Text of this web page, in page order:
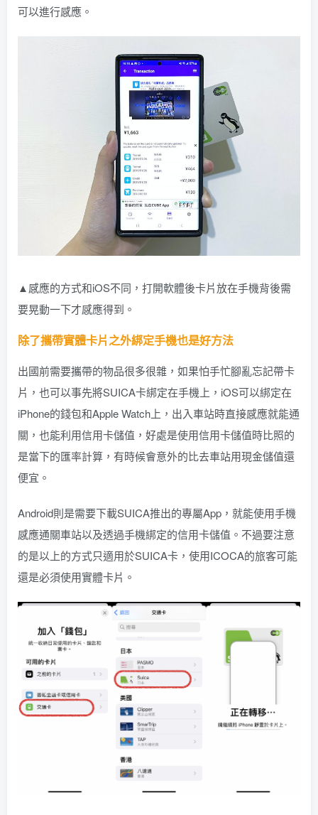
可以進行感應。
▲感應的方式和iOS不同，打開軟體後卡片放在手機背後需
要晃動一下才感應得到。
除了攜帶實體卡片之外綁定手機也是好方法
出國前需要攜帶的物品很多很雜，如果怕手忙腳亂忘記帶卡
片，也可以事先將SUICA卡綁定在手機上，iOS可以綁定在
iPhone的錢包和Apple Watch上，出入車站時直接感應就能通
關，也能利用信用卡儲值，好處是使用信用卡儲值時比照的
是當下的匯率計算，有時候會意外的比去車站用現金儲值還
便宜。
Android則是需要下載SUICA推出的專屬App，就能使用手機
感應通關車站以及透過手機綁定的信用卡儲值。不過要注意
的是以上的方式只適用於SUICA卡，使用ICOCA的旅客可能
還是必須使用實體卡片。